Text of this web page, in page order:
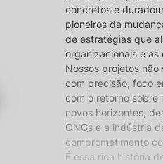
concretos e
pioneiros da
de estratégias que
organizacionais e
Nossos projetos
com precisão, foco
com o retorno sobre
novos horizontes,
ONGs e a indústria
comprometimento
É essa rica história